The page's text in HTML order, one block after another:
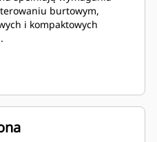
burtowym,
i kompaktowych